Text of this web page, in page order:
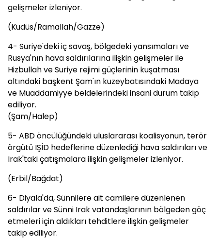
gelişmeler izleniyor.
(Kudüs/Ramallah/Gazze)
4- Suriye'deki iç savaş, bölgedeki yansımaları ve
Rusya'nın hava saldırılarına ilişkin gelişmeler ile
Hizbullah ve Suriye rejimi güçlerinin kuşatması
altındaki başkent Şam'ın kuzeybatısındaki Madaya
ve Muaddamiyye beldelerindeki insani durum takip
ediliyor.
(Şam/Halep)
5- ABD öncülüğündeki uluslararası koalisyonun, terör
örgütü IŞİD hedeflerine düzenlediği hava saldırıları ve
Irak'taki çatışmalara ilişkin gelişmeler izleniyor.
(Erbil/Bağdat)
6- Diyala'da, Sünnilere ait camilere düzenlenen
saldırılar ve Sünni Irak vatandaşlarının bölgeden göç
etmeleri için aldıkları tehditlere ilişkin gelişmeler
takip ediliyor.